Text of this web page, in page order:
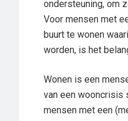
ondersteuning, om
Voor mensen met
buurt te wonen
worden, is het
Wonen is een
van een wooncrisis
mensen met een